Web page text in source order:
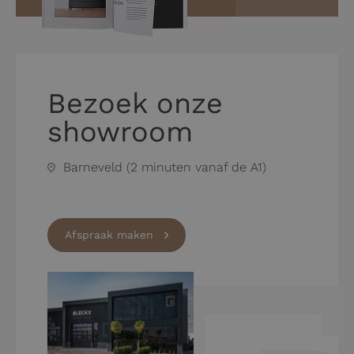
Bezoek onze
showroom
Barneveld (2 minuten vanaf de A1)
Afspraak maken